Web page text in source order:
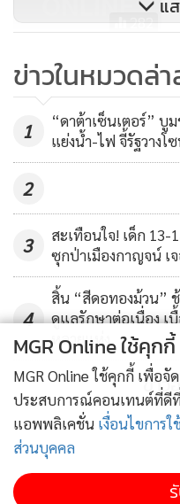
282
แ
ข่าวในหมวดล่
1
“ดาต้าเซ็นเตอร์” บู
แย่งน้ำ-ไฟ จี้รัฐวางโ
2
3
สะเทือนใจ! เด็ก 13-
ซุกป่าเมืองกาญจน์ เ
4
สิ้น “สีดอทองม้วน”
ดูแลรักษาต่อเนื่อง
หลายแห่ง
ข่าว
MGR Online ใช้คุก
MGR Online ใช้คุกกี้ เพื่อ
ประสบการณ์คอนเทนต์ที่ดี
แอพพลิเคชั่น เงื่อนไขการ
ส่วนบุคคล